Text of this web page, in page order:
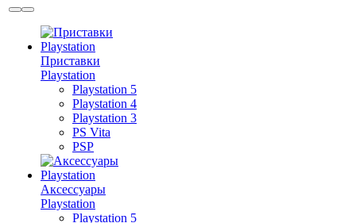
Приставки
Playstation
Playstation 5
Playstation 4
Playstation 3
PS Vita
PSP
Аксессуары
Playstation
Playstation 5